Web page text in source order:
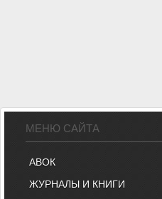
МЕНЮ САЙТА
АВОК
ЖУРНАЛЫ И КНИГИ